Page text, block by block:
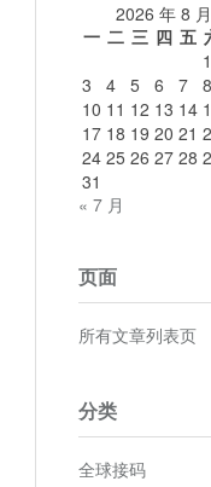
2026 年 8 月
一 二 三 四 五
1
3
4 5 6 7 8
10 11 12 13 14
17 18 19 20 21
24 25 26 27 28
31
« 7 月
页面
所有文章列表页
分类
全球接码